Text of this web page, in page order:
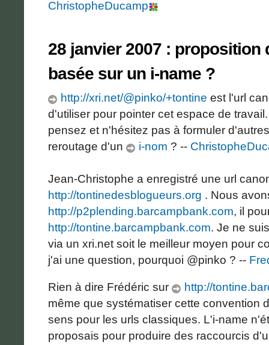
ChristopheDucamp
28 janvier 2007 : proposition
basée sur un i-name ?
http://xri.net/@pinko/+tontine est l'url
d'utiliser pour pointer cet espace de
pensez et n'hésitez pas à formuler
reroutage d'un
i-nom ? --
Jean-Christophe a enregistré une url
http://tontinedesblogueurs.org . Nous
http://p2plending.barcampbank.com, il
http://tontine.barcampbank.com. Je ne
via un xri.net soit le meilleur moyen pour
j'ai une question, pourquoi @pinko ? --
Rien à dire Frédéric sur
http://
même que systématiser cette convention
sens pour les urls classiques. L'i-name
proposais pour produire des raccourcis